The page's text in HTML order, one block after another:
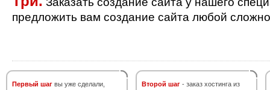
предложить вам создание сайта любой
Первый шаг вы уже сделали,
Второй шаг - заказ хостинга из